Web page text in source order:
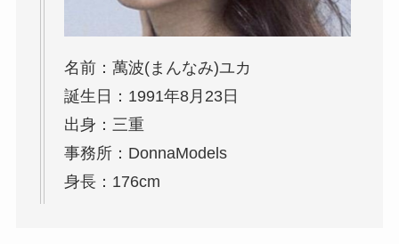
名前：萬波(まんなみ)ユカ
誕生日：1991年8月23日
出身：三重
事務所：DonnaModels
身長：176cm